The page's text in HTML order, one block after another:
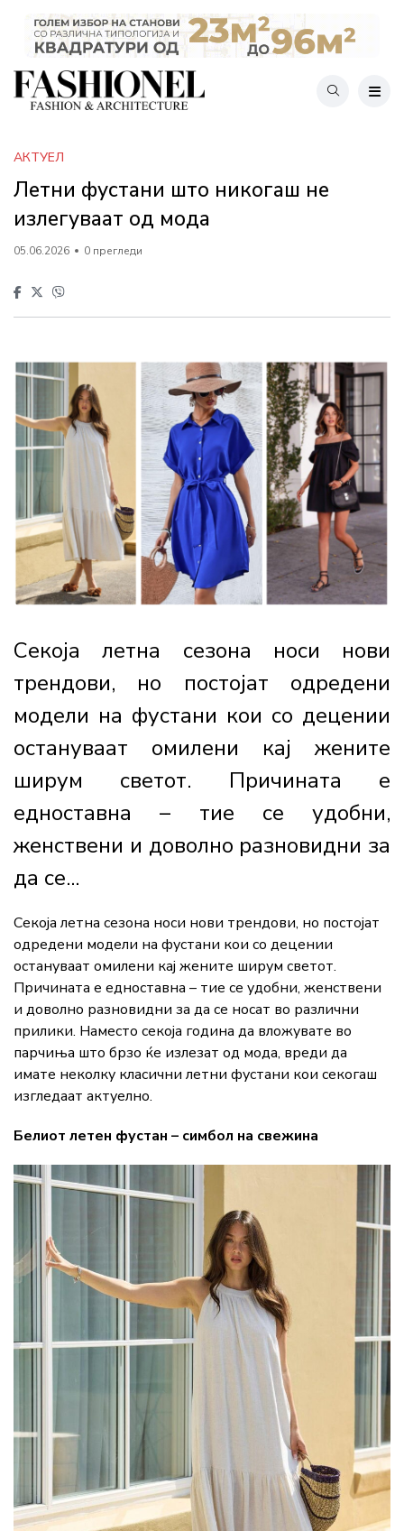
АКТУЕЛ
Летни фустани што никогаш не
излегуваат од мода
05.06.2026 0 прегледи
Секоја летна сезона носи нови
трендови, но постојат одредени
модели на фустани кои со децении
остануваат омилени кај жените
ширум светот. Причината е
едноставна – тие се удобни,
женствени и доволно разновидни за
да се...
Секоја летна сезона носи нови трендови, но постојат
одредени модели на фустани кои со децении
остануваат омилени кај жените ширум светот.
Причината е едноставна – тие се удобни, женствени
и доволно разновидни за да се носат во различни
прилики. Наместо секоја година да вложувате во
парчиња што брзо ќе излезат од мода, вреди да
имате неколку класични летни фустани кои секогаш
изгледаат актуелно.
Белиот летен фустан – симбол на свежина